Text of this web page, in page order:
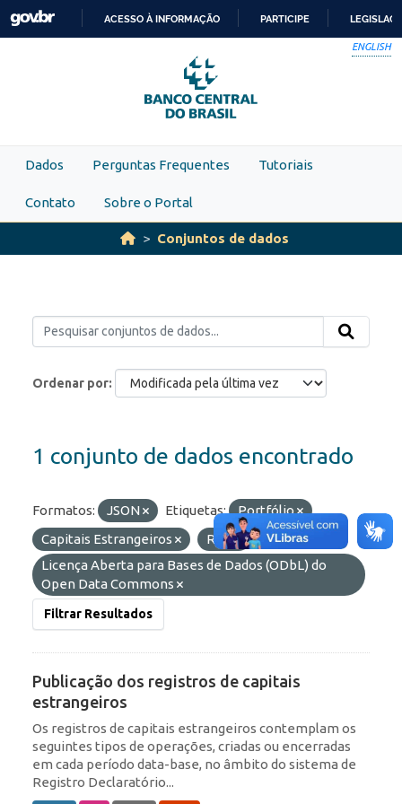
Skip to main content
PARA
O
CONTEÚDO
ACESSO À INFORMAÇÃO PARTICIPE
ENGLISH
Dados Perguntas Frequentes Tutoriais
Contato Sobre o Portal
Conjuntos de dados
Ordenar por
1 conjunto de dados encontrado
Formatos: JSON Etiquetas:
Portfólio
Capitais Estrangeiros
ROF
Licenças:
Licença Aberta para Bases de Dados (ODbL) do
Open Data Commons
Filtrar Resultados
Publicação dos registros de capitais
estrangeiros
Os registros de capitais estrangeiros contemplam os
seguintes tipos de operações, criadas ou encerradas
em cada período data-base, no âmbito do sistema de
Registro Declaratório...